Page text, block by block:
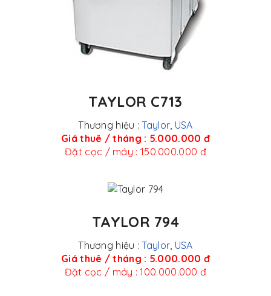
TAYLOR C713
Thương hiệu :Taylor, USA
Giá thuê / tháng : 5.000.000 đ
Đặt cọc / máy : 150.000.000 đ
TAYLOR 794
Thương hiệu :Taylor, USA
Giá thuê / tháng : 5.000.000 đ
Đặt cọc / máy : 100.000.000 đ